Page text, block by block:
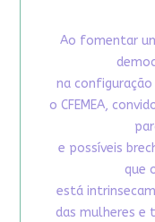
Ao fomentar
na
o CFEMEA,
e possíveis
que
está
das mulheres e